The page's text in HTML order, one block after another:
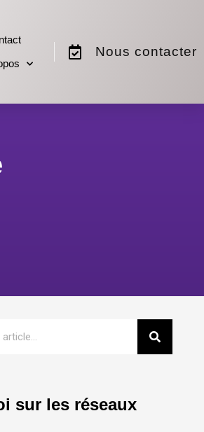
Nous contacter
sur les réseaux